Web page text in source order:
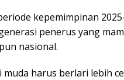
kepemimpinan
penerus yang
nasional.
muda harus berlari lebih